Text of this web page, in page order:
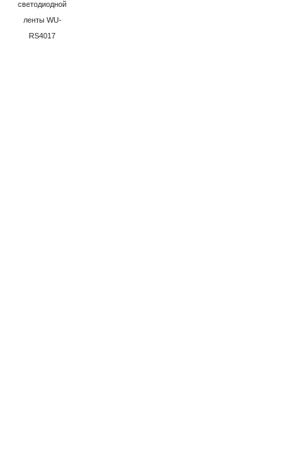
светодиодной
ленты WU-
RS4017